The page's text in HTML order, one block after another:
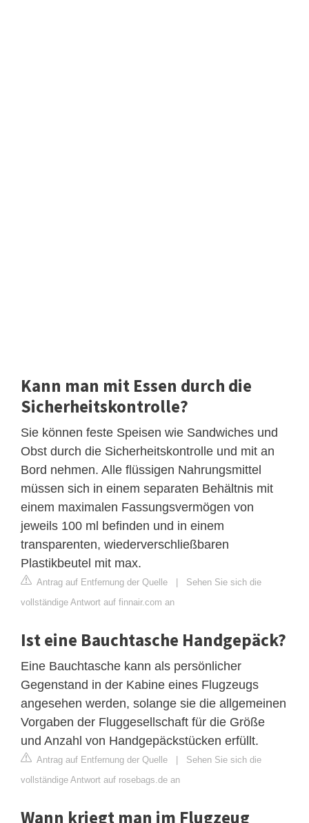
Kann man mit Essen durch die
Sicherheitskontrolle?
Sie können feste Speisen wie Sandwiches und
Obst durch die Sicherheitskontrolle und mit an
Bord nehmen. Alle flüssigen Nahrungsmittel
müssen sich in einem separaten Behältnis mit
einem maximalen Fassungsvermögen von
jeweils 100 ml befinden und in einem
transparenten, wiederverschließbaren
Plastikbeutel mit max.
Antrag auf Entfernung der Quelle | Sehen Sie sich die
vollständige Antwort auf finnair.com an
Ist eine Bauchtasche Handgepäck?
Eine Bauchtasche kann als persönlicher
Gegenstand in der Kabine eines Flugzeugs
angesehen werden, solange sie die allgemeinen
Vorgaben der Fluggesellschaft für die Größe
und Anzahl von Handgepäckstücken erfüllt.
Antrag auf Entfernung der Quelle | Sehen Sie sich die
vollständige Antwort auf rosebags.de an
Wann kriegt man im Flugzeug